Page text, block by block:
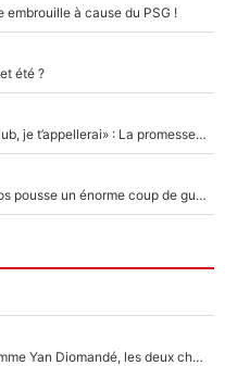
embrouille à cause du PSG !
été ?
Mercato - OM - «Dès que je prends un club, je t’appellerai» : La promesse de Marcelino au moment de claquer la porte
Victime de racisme contre Murray, Kyrgios pousse un énorme coup de gueule !
Antoine Griezmann et N'Golo Kanté : Comme Yan Diomandé, les deux champions du monde ont refusé de signer au PSG !